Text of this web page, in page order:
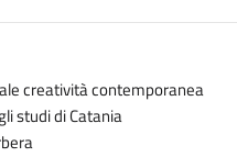
creatività contemporanea
studi di Catania